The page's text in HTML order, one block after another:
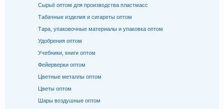
Сырьё оптом для производства пластмасс
Табачные изделия и сигареты оптом
Тара, упаковочные материалы и упаковка оптом
Удобрения оптом
Учебники, книги оптом
Фейерверки оптом
Цветные металлы оптом
Цветы оптом
Шары воздушные оптом